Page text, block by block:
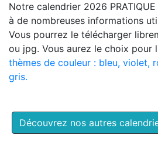
Notre calendrier 2026 PRATIQUE
à de nombreuses informations
Vous pourrez le télécharger
ou jpg. Vous aurez le choix pour
thèmes de couleur : bleu, violet,
gris.
Découvrez nos autres